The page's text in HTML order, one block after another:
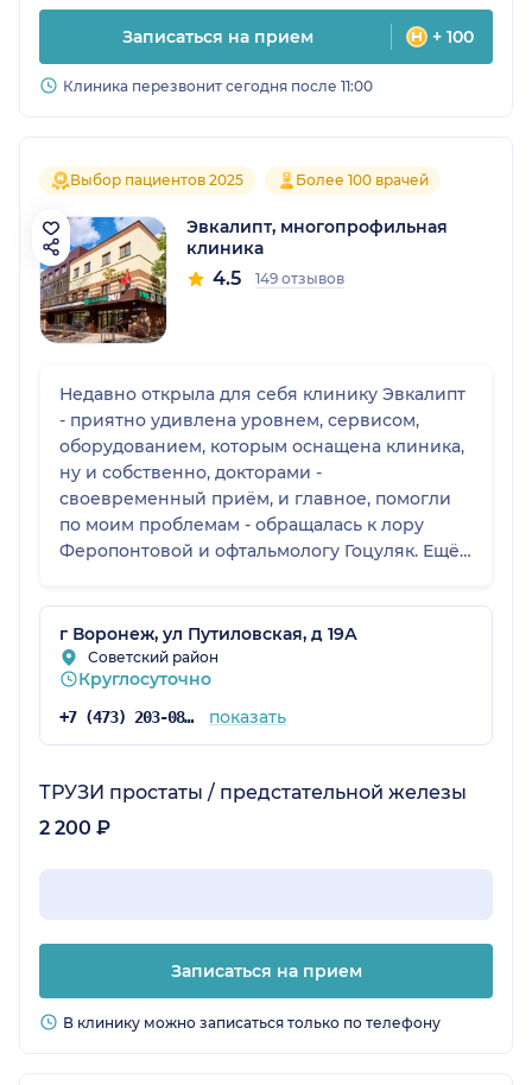
Записаться на прием + 100
Клиника перезвонит сегодня после 11:00
Выбор пациентов 2025 Более 100 врачей
Эвкалипт, многопрофильная
клиника
4.5 149 отзывов
Недавно открыла для себя клинику Эвкалипт
- приятно удивлена уровнем, сервисом,
оборудованием, которым оснащена клиника,
ну и собственно, докторами -
своевременный приëм, и главное, помогли
по моим проблемам - обращалась к лору
Феропонтовой и офтальмологу Гоцуляк. Ещё
как мрт аппарат лучший в Воронеже. В
общем, комфортное для меня медицинское
учреждение.
г Воронеж, ул Путиловская, д 19А
Советский район
Круглосуточно
+7 (473) 203-08-53 показать
ТРУЗИ простаты / предстательной железы
2 200 ₽
Записаться на прием
В клинику можно записаться только по телефону